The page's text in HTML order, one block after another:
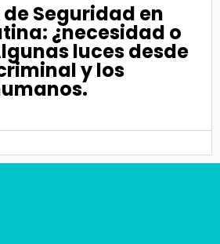
Seguridad en
¿necesidad o
luces desde
y los